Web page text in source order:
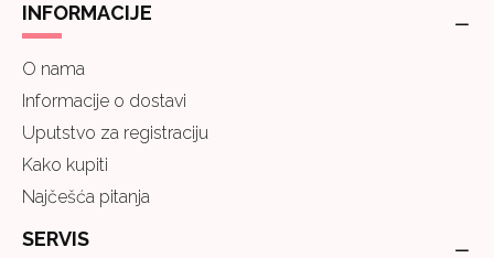
INFORMACIJE
O nama
Informacije o dostavi
Uputstvo za registraciju
Kako kupiti
Najčešća pitanja
SERVIS